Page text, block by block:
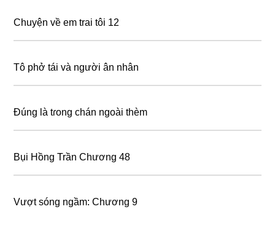
Chuyện về em trai tôi 12
Tô phở tái và người ân nhân
Đúng là tɾong chán ngoài thèm
Bụi Hồng Trần Chương 48
Vượt sóng ngầm: Chương 9